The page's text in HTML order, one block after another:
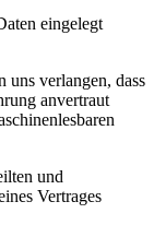
eingelegt
uns verlangen, dass
anvertraut
und
Vertrages